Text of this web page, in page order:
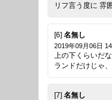
リフ言う度に 雰
[6] 名無し
2019年09月06日
上の下くらいだ
ランドだけじゃ
[7] 名無し